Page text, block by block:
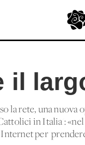
il
la rete, una
in Italia':
per